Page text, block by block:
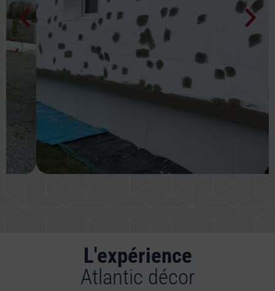
L'expérience
Atlantic décor